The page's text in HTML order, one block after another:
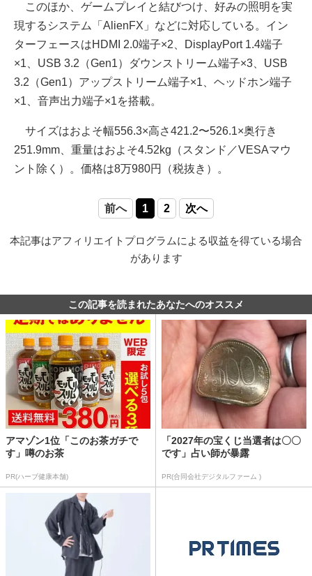
このほか、ゲームプレイと結びつけ、好みの照明を実
現するシステム「AlienFX」などに対応している。イン
ターフェースはHDMI 2.0端子×2、DisplayPort 1.4端子
×1、USB 3.2（Gen1）ダウンストリーム端子×3、USB
3.2（Gen1）アップストリーム端子×1、ヘッドホン端子
×1、音声出力端子×1を搭載。
サイズはおよそ幅556.3×高さ421.2〜526.1×奥行き
251.9mm、重量はおよそ4.52kg（スタンド／VESAマウ
ント除く）。価格は8万980円（税抜き）。
前へ 1 2 次へ
本記事はアフィリエイトプログラムによる収益を得ている場合
があります
この記事を読まれたあなたへのオススメ
アマゾン1位「このお茶ガチで
す」噂のお茶
PR(ハーブ健康本舗)
「2027年の宝くじ当選者は〇〇
です」占い師が暴露
PR(合同会社デジタルファーム )